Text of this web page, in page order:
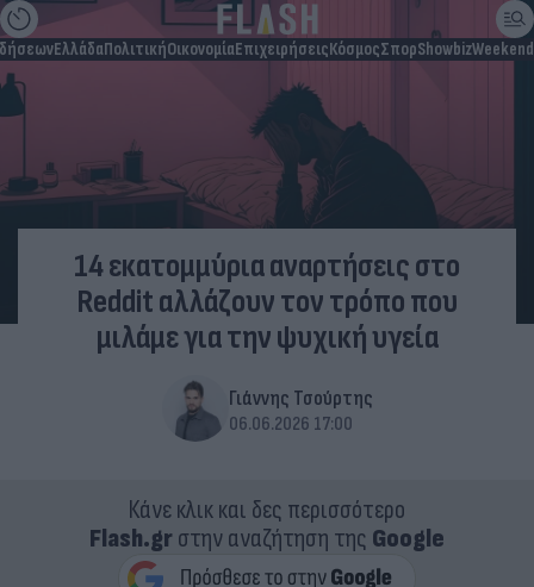
ΕλλάδαΠολιτικήΟικονομίαΕπιχειρήσειςΚόσμοςΣπορShowbizWeekend
14 εκατομμύρια αναρτήσεις στο
Reddit αλλάζουν τον τρόπο που
μιλάμε για την ψυχική υγεία
Γιάννης Τσούρτης
06.06.2026 17:00
Κάνε κλικ και δες περισσότερο
Flash.grστην αναζήτηση της Google